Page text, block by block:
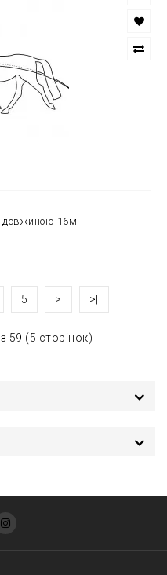
довжиною 16м
5 > >|
59 (5 сторінок)